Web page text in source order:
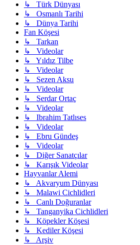
↳ Türk Dünyası
↳ Osmanlı Tarihi
↳ Dünya Tarihi
Fan Köşesi
↳ Tarkan
↳ Videolar
↳ Yıldız Tilbe
↳ Videolar
↳ Sezen Aksu
↳ Videolar
↳ Serdar Ortaç
↳ Videolar
↳ Ibrahim Tatlıses
↳ Videolar
↳ Ebru Gündeş
↳ Videolar
↳ Diğer Sanatçılar
↳ Karışık Videolar
Hayvanlar Alemi
↳ Akvaryum Dünyası
↳ Malawi Cichlidleri
↳ Canlı Doğuranlar
↳ Tanganyika Cichlidleri
↳ Köpekler Köşesi
↳ Kediler Köşesi
↳ Arşiv